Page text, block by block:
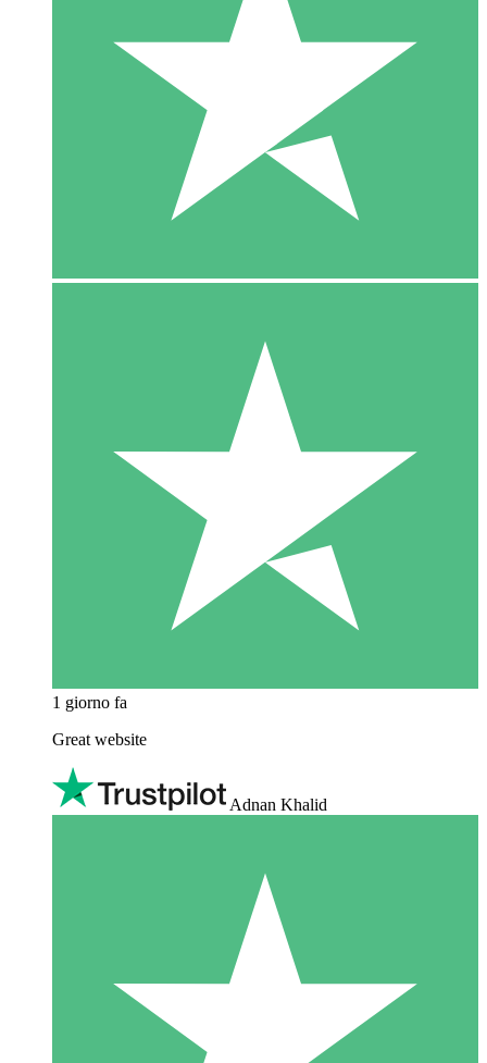
1 giorno fa
Great website
Adnan Khalid